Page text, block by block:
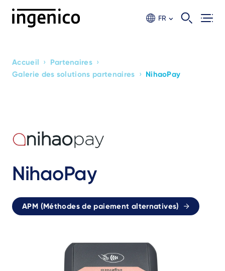
contenu
FR
Breadcrumb
Accueil › Partenaires ›
Galerie des solutions partenaires › NihaoPay
NihaoPay
APM (Méthodes de paiement alternatives)